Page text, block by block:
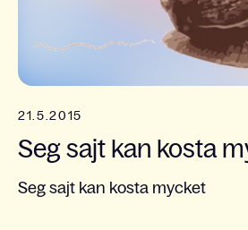
21.5.2015
Seg sajt kan kosta
Seg sajt kan kosta mycket